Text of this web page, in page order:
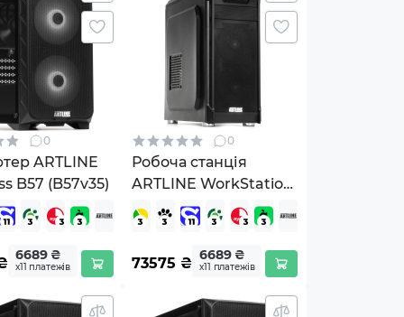
0
ARTLINE
B57 (B57v35)
6689 ₴
х11 платежів
0
Робоча станція
ARTLINE WorkStation
W52 Windows 11 Pro
(W52v25Win)
73575 ₴ 6689 ₴
х11 платежів